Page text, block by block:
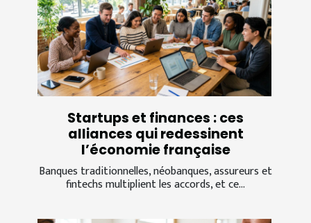
Startups et finances : ces
alliances qui redessinent
l’économie française
Banques traditionnelles, néobanques, assureurs et
fintechs multiplient les accords, et ce...